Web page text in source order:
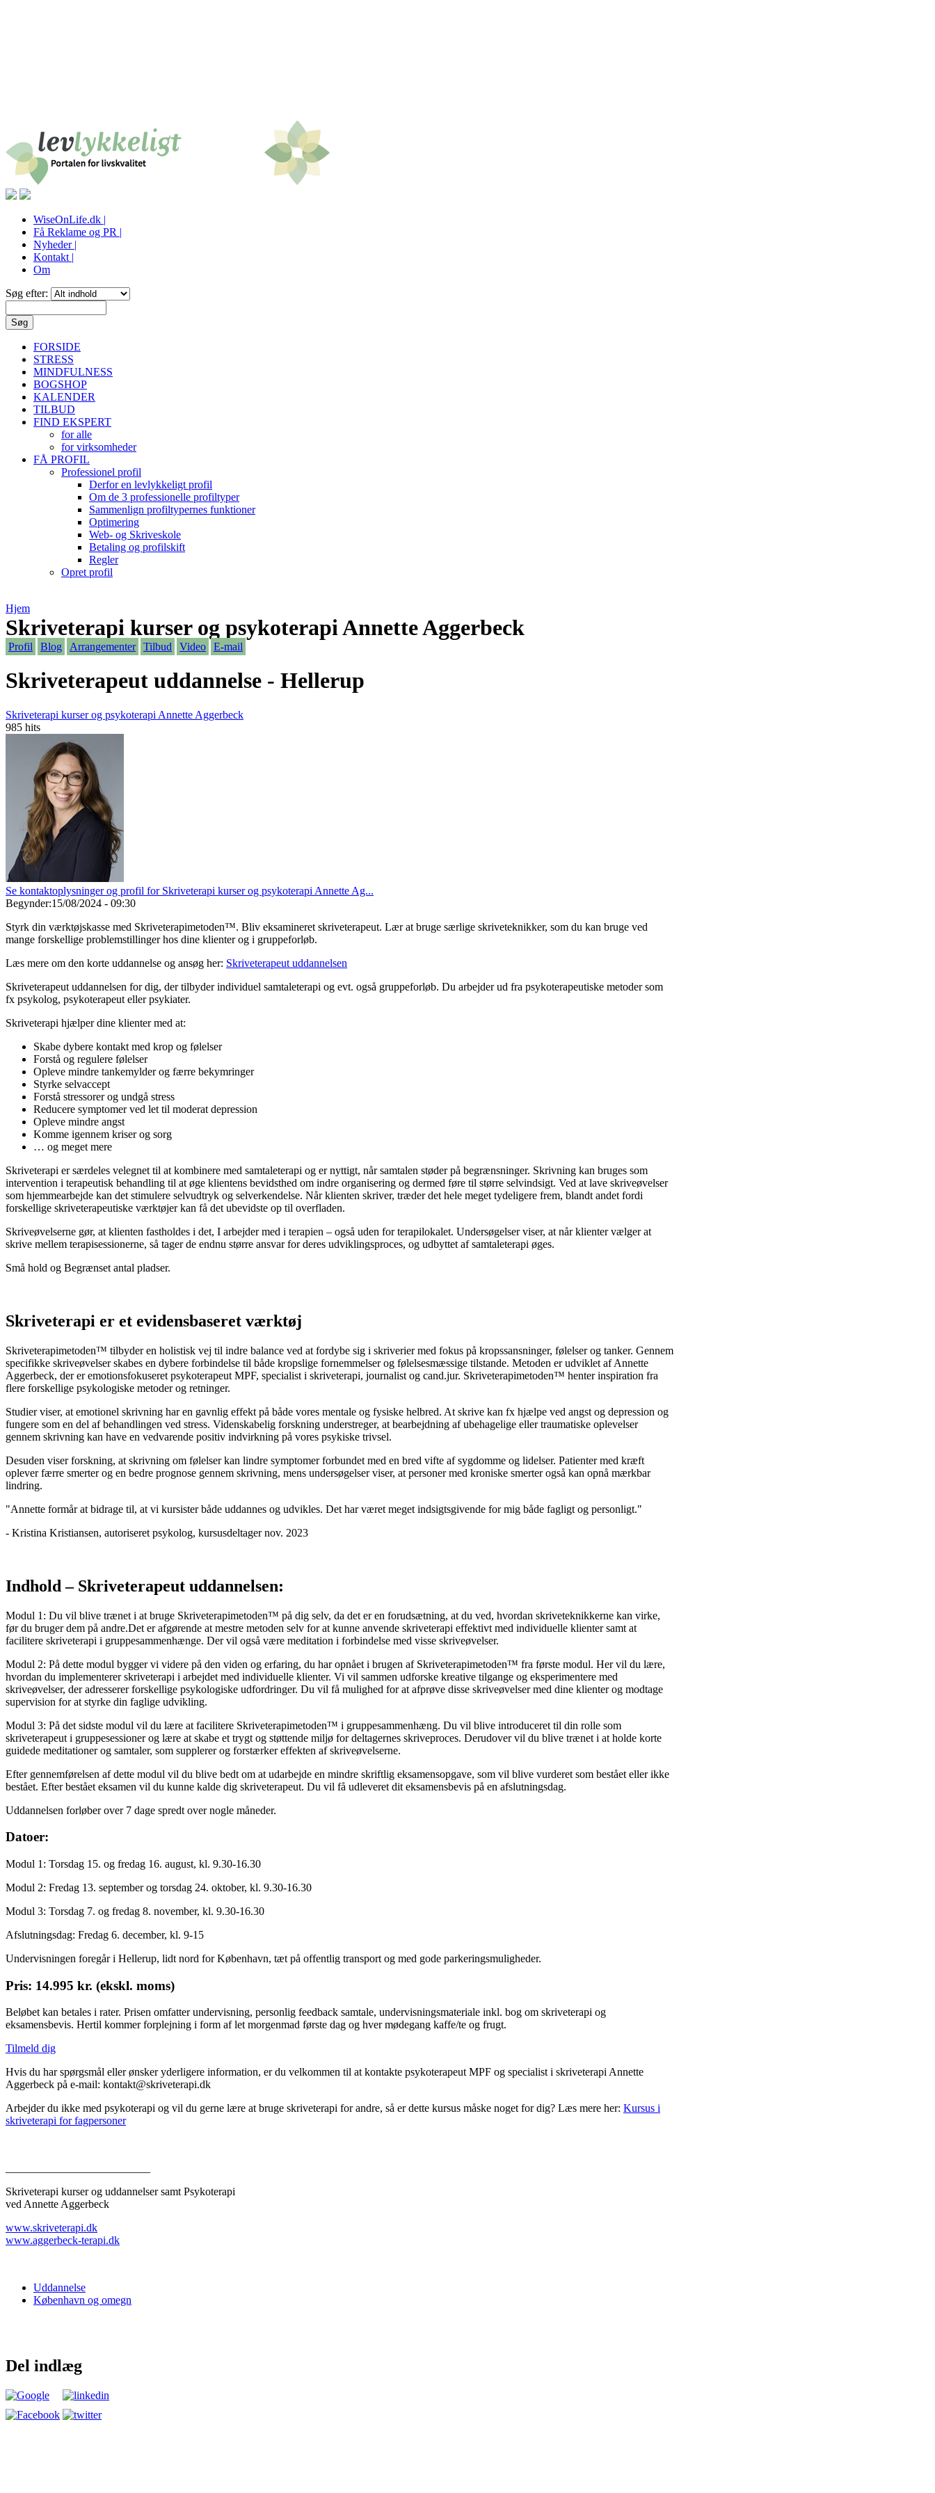
WiseOnLife.dk |
Få Reklame og PR |
Nyheder |
Kontakt |
Om
Søg efter:
FORSIDE
STRESS
MINDFULNESS
BOGSHOP
KALENDER
TILBUD
FIND EKSPERT
for alle
for virksomheder
FÅ PROFIL
Professionel profil
Derfor en levlykkeligt profil
Om de 3 professionelle profiltyper
Sammenlign profiltypernes funktioner
Optimering
Web- og Skriveskole
Betaling og profilskift
Regler
Opret profil
Hjem
Skriveterapi kurser og psykoterapi Annette Aggerbeck
Profil Blog Arrangementer Tilbud Video E-mail
Skriveterapeut uddannelse - Hellerup
Skriveterapi kurser og psykoterapi Annette Aggerbeck
985 hits
Se kontaktoplysninger og profil for Skriveterapi kurser og psykoterapi Annette Ag...
Begynder:15/08/2024 - 09:30
Styrk din værktøjskasse med Skriveterapimetoden™. Bliv eksamineret skriveterapeut. Lær at bruge særlige skriveteknikker, som du kan bruge ved
mange forskellige problemstillinger hos dine klienter og i gruppeforløb.
Læs mere om den korte uddannelse og ansøg her: Skriveterapeut uddannelsen
Skriveterapeut uddannelsen for dig, der tilbyder individuel samtaleterapi og evt. også gruppeforløb. Du arbejder ud fra psykoterapeutiske metoder som
fx psykolog, psykoterapeut eller psykiater.
Skriveterapi hjælper dine klienter med at:
Skabe dybere kontakt med krop og følelser
Forstå og regulere følelser
Opleve mindre tankemylder og færre bekymringer
Styrke selvaccept
Forstå stressorer og undgå stress
Reducere symptomer ved let til moderat depression
Opleve mindre angst
Komme igennem kriser og sorg
… og meget mere
Skriveterapi er særdeles velegnet til at kombinere med samtaleterapi og er nyttigt, når samtalen støder på begrænsninger. Skrivning kan bruges som
intervention i terapeutisk behandling til at øge klientens bevidsthed om indre organisering og dermed føre til større selvindsigt. Ved at lave skriveøvelser
som hjemmearbejde kan det stimulere selvudtryk og selverkendelse. Når klienten skriver, træder det hele meget tydeligere frem, blandt andet fordi
forskellige skriveterapeutiske værktøjer kan få det ubevidste op til overfladen.
Skriveøvelserne gør, at klienten fastholdes i det, I arbejder med i terapien – også uden for terapilokalet. Undersøgelser viser, at når klienter vælger at
skrive mellem terapisessionerne, så tager de endnu større ansvar for deres udviklingsproces, og udbyttet af samtaleterapi øges.
Små hold og Begrænset antal pladser.
Skriveterapi er et evidensbaseret værktøj
Skriveterapimetoden™ tilbyder en holistisk vej til indre balance ved at fordybe sig i skriverier med fokus på kropssansninger, følelser og tanker. Gennem
specifikke skriveøvelser skabes en dybere forbindelse til både kropslige fornemmelser og følelsesmæssige tilstande. Metoden er udviklet af Annette
Aggerbeck, der er emotionsfokuseret psykoterapeut MPF, specialist i skriveterapi, journalist og cand.jur. Skriveterapimetoden™ henter inspiration fra
flere forskellige psykologiske metoder og retninger.
Studier viser, at emotionel skrivning har en gavnlig effekt på både vores mentale og fysiske helbred. At skrive kan fx hjælpe ved angst og depression og
fungere som en del af behandlingen ved stress. Videnskabelig forskning understreger, at bearbejdning af ubehagelige eller traumatiske oplevelser
gennem skrivning kan have en vedvarende positiv indvirkning på vores psykiske trivsel.
Desuden viser forskning, at skrivning om følelser kan lindre symptomer forbundet med en bred vifte af sygdomme og lidelser. Patienter med kræft
oplever færre smerter og en bedre prognose gennem skrivning, mens undersøgelser viser, at personer med kroniske smerter også kan opnå mærkbar
lindring.
"Annette formår at bidrage til, at vi kursister både uddannes og udvikles. Det har været meget indsigtsgivende for mig både fagligt og personligt."
- Kristina Kristiansen, autoriseret psykolog, kursusdeltager nov. 2023
Indhold – Skriveterapeut uddannelsen:
Modul 1: Du vil blive trænet i at bruge Skriveterapimetoden™ på dig selv, da det er en forudsætning, at du ved, hvordan skriveteknikkerne kan virke,
før du bruger dem på andre.Det er afgørende at mestre metoden selv for at kunne anvende skriveterapi effektivt med individuelle klienter samt at
facilitere skriveterapi i gruppesammenhænge. Der vil også være meditation i forbindelse med visse skriveøvelser.
Modul 2: På dette modul bygger vi videre på den viden og erfaring, du har opnået i brugen af Skriveterapimetoden™ fra første modul. Her vil du lære,
hvordan du implementerer skriveterapi i arbejdet med individuelle klienter. Vi vil sammen udforske kreative tilgange og eksperimentere med
skriveøvelser, der adresserer forskellige psykologiske udfordringer. Du vil få mulighed for at afprøve disse skriveøvelser med dine klienter og modtage
supervision for at styrke din faglige udvikling.
Modul 3: På det sidste modul vil du lære at facilitere Skriveterapimetoden™ i gruppesammenhæng. Du vil blive introduceret til din rolle som
skriveterapeut i gruppesessioner og lære at skabe et trygt og støttende miljø for deltagernes skriveproces. Derudover vil du blive trænet i at holde korte
guidede meditationer og samtaler, som supplerer og forstærker effekten af skriveøvelserne.
Efter gennemførelsen af dette modul vil du blive bedt om at udarbejde en mindre skriftlig eksamensopgave, som vil blive vurderet som bestået eller ikke
bestået. Efter bestået eksamen vil du kunne kalde dig skriveterapeut. Du vil få udleveret dit eksamensbevis på en afslutningsdag.
Uddannelsen forløber over 7 dage spredt over nogle måneder.
Datoer:
Modul 1: Torsdag 15. og fredag 16. august, kl. 9.30-16.30
Modul 2: Fredag 13. september og torsdag 24. oktober, kl. 9.30-16.30
Modul 3: Torsdag 7. og fredag 8. november, kl. 9.30-16.30
Afslutningsdag: Fredag 6. december, kl. 9-15
Undervisningen foregår i Hellerup, lidt nord for København, tæt på offentlig transport og med gode parkeringsmuligheder.
Pris: 14.995 kr. (ekskl. moms)
Beløbet kan betales i rater. Prisen omfatter undervisning, personlig feedback samtale, undervisningsmateriale inkl. bog om skriveterapi og
eksamensbevis. Hertil kommer forplejning i form af let morgenmad første dag og hver mødegang kaffe/te og frugt.
Tilmeld dig
Hvis du har spørgsmål eller ønsker yderligere information, er du velkommen til at kontakte psykoterapeut MPF og specialist i skriveterapi Annette
Aggerbeck på e-mail: kontakt@skriveterapi.dk
Arbejder du ikke med psykoterapi og vil du gerne lære at bruge skriveterapi for andre, så er dette kursus måske noget for dig? Læs mere her: Kursus i
skriveterapi for fagpersoner
Skriveterapi kurser og uddannelser samt Psykoterapi
ved Annette Aggerbeck
www.skriveterapi.dk
www.aggerbeck-terapi.dk
Uddannelse
København og omegn
Del indlæg